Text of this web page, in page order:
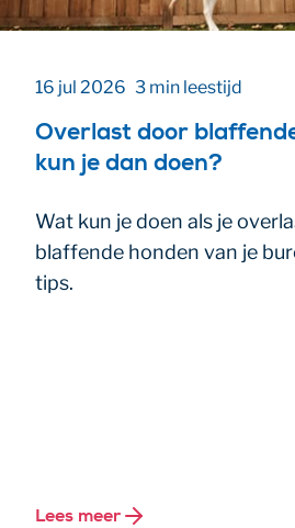
16 jul 2026 3 min leestijd
Overlast door
kun je dan doen?
Wat kun je doen als je
blaffende honden van je
tips.
Lees meer